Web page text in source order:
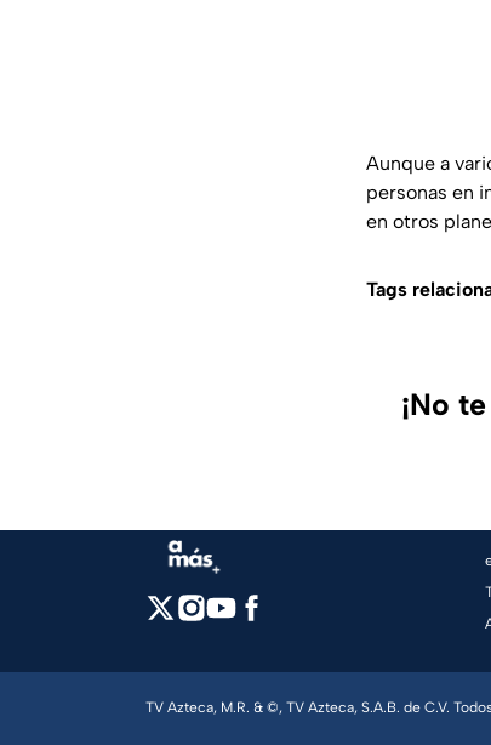
Aunque a
personas en
en otros
Tags
¡No
TV Azteca, M.R. & ©, TV Azteca, S.A.B. de C.V.